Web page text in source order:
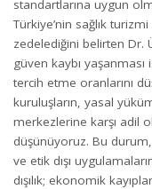
standartlarına uygun
Türkiye’nin sağlık
zedelediğini belirten Dr.
güven kaybı
tercih etme oranlarını
kuruluşların, yasal
merkezlerine karşı adil
düşünüyoruz. Bu
ve etik dışı
dışılık; ekonomik